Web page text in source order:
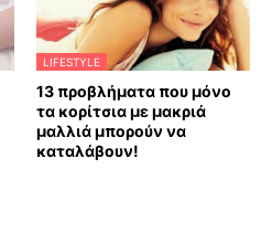
LIFESTYLE
13 προβλήματα που μόνο
τα κορίτσια με μακριά
μαλλιά μπορούν να
καταλάβουν!